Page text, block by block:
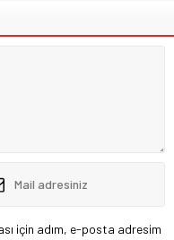
için adım, e-posta adresim